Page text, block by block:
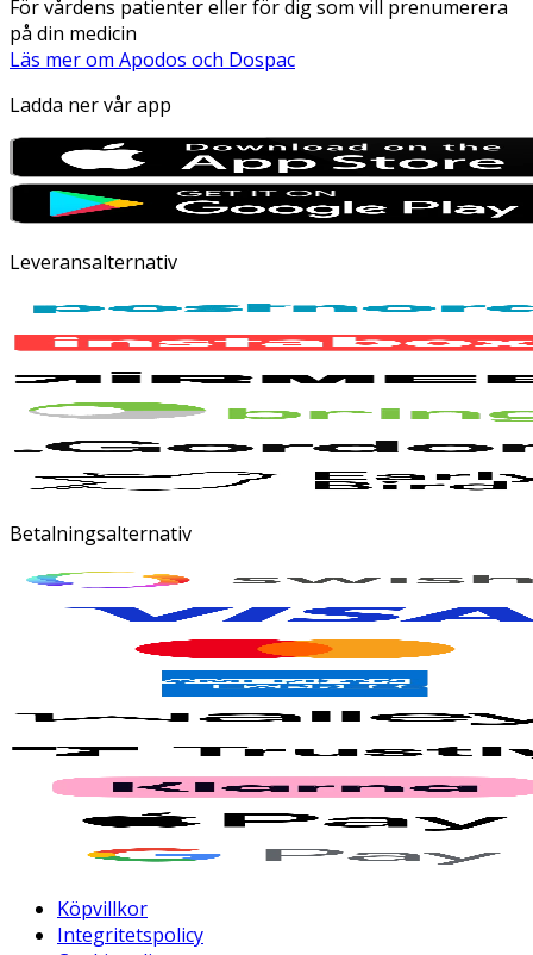
För vårdens patienter eller för dig som vill prenumerera
på din medicin
Läs mer om Apodos och Dospac
Ladda ner vår app
Leveransalternativ
Betalningsalternativ
Köpvillkor
Integritetspolicy